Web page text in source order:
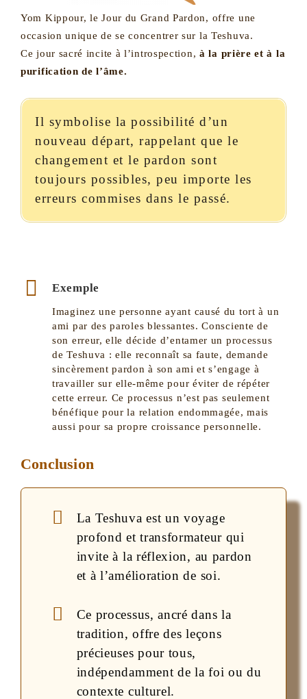
Yom Kippour, le Jour du Grand Pardon, offre une
occasion unique de se concentrer sur la Teshuva.
Ce jour sacré incite à l’introspection, à la prière et à la
purification de l’âme.
Il symbolise la possibilité d’un
nouveau départ, rappelant que le
changement et le pardon sont
toujours possibles, peu importe les
erreurs commises dans le passé.
Exemple
Imaginez une personne ayant causé du tort à un
ami par des paroles blessantes. Consciente de
son erreur, elle décide d’entamer un processus
de Teshuva : elle reconnaît sa faute, demande
sincèrement pardon à son ami et s’engage à
travailler sur elle-même pour éviter de répéter
cette erreur. Ce processus n’est pas seulement
bénéfique pour la relation endommagée, mais
aussi pour sa propre croissance personnelle.
Conclusion
La Teshuva est un voyage
profond et transformateur qui
invite à la réflexion, au pardon
et à l’amélioration de soi.
Ce processus, ancré dans la
tradition, offre des leçons
précieuses pour tous,
indépendamment de la foi ou du
contexte culturel.